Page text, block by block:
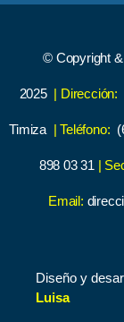
© Copyright
2025 | Dirección:
Timiza | Teléfono:
898 03 31 |
Email:
Diseño y
Luisa